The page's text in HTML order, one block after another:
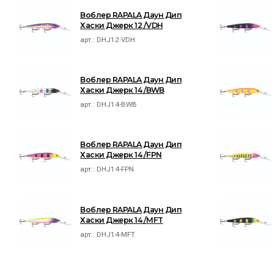
Воблер RAPALA Даун Дип
Хаски Джерк 12 /VDH
арт.: DHJ12-VDH
Воблер RAPALA Даун Дип
Хаски Джерк 14 /BWB
арт.: DHJ14-BWB
Воблер RAPALA Даун Дип
Хаски Джерк 14 /FPN
арт.: DHJ14-FPN
Воблер RAPALA Даун Дип
Хаски Джерк 14 /MFT
арт.: DHJ14-MFT